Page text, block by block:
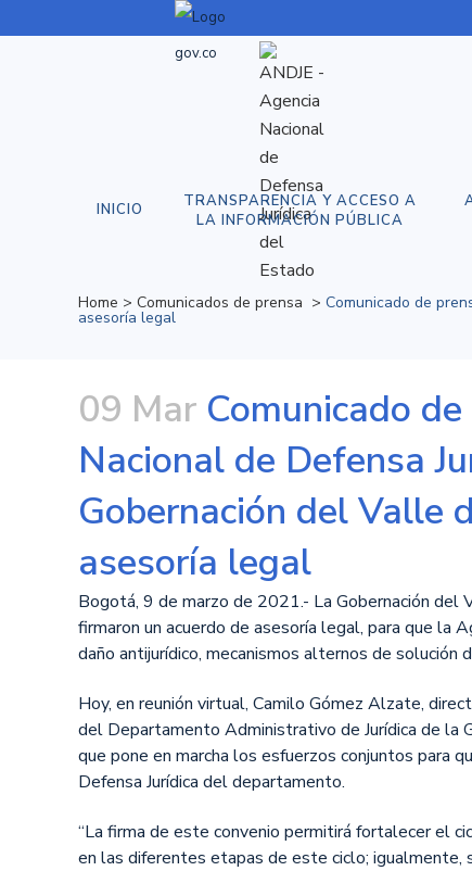
INICIO
TRANSPARENCIA Y ACCESO A
LA INFORMACIÓN PÚBLICA
Home > Comunicados de prensa > Comunicado de
asesoría legal
09 Mar Comunicado
Nacional de Defensa
Gobernación del Valle
asesoría legal
Bogotá, 9 de marzo de 2021.- La Gobernación del
firmaron un acuerdo de asesoría legal, para que la
daño antijurídico, mecanismos alternos de
Hoy, en reunión virtual, Camilo Gómez Alzate,
del Departamento Administrativo de Jurídica de la
que pone en marcha los esfuerzos conjuntos para
Defensa Jurídica del departamento.
“La firma de este convenio permitirá fortalecer el
en las diferentes etapas de este ciclo; igualmente,